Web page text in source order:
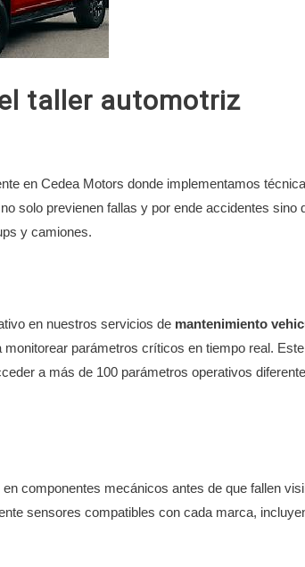
taller automotriz
en Cedea Motors donde implementamos
solo previenen fallas y por ende accidentes sino
y camiones.
en nuestros servicios de mantenimiento
parámetros críticos en tiempo real.
a más de 100 parámetros operativos
componentes mecánicos antes de que fallen
sensores compatibles con cada marca,